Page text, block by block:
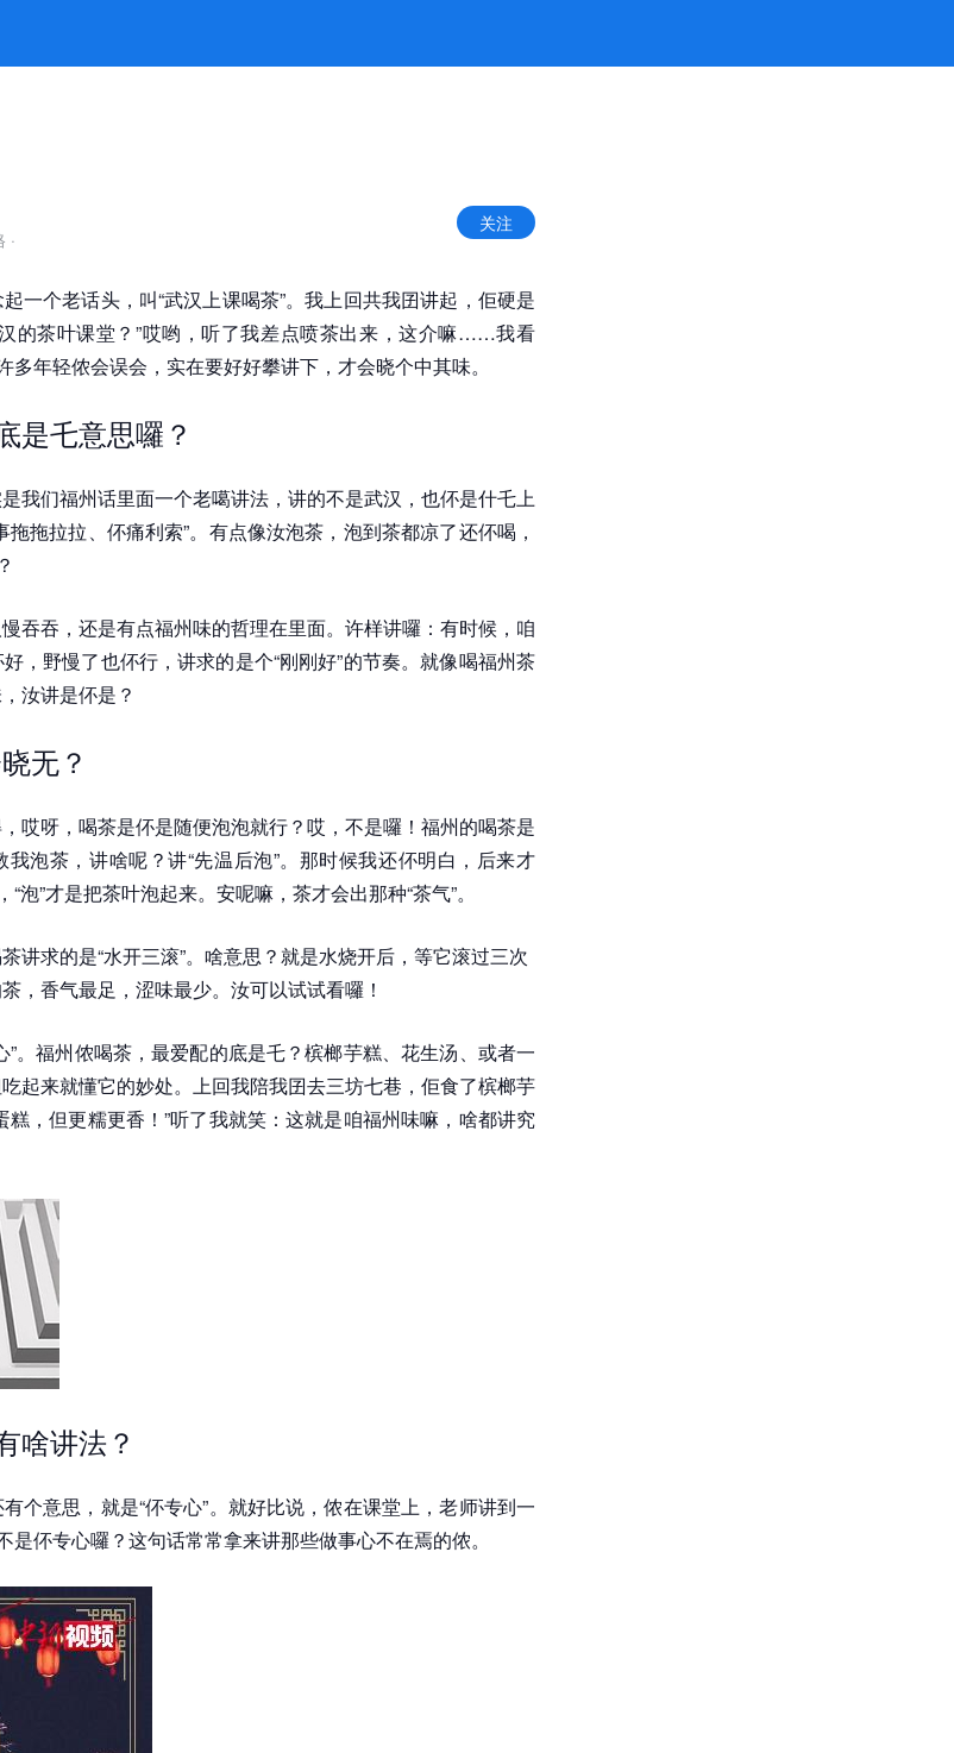
发官网
·
关注
一个老话头，叫“武汉上课喝茶”。我上回共我囝讲起，佢硬是
的茶叶课堂？”哎哟，听了我差点喷茶出来，这介嘛……我看
多年轻侬会误会，实在要好好攀讲下，才会晓个中其味。
是乇意思囉？
我们福州话里面一个老噶讲法，讲的不是武汉，也伓是什乇上
拖拉拉、伓痛利索”。有点像汝泡茶，泡到茶都凉了还伓喝，
吞吞，还是有点福州味的哲理在里面。许样讲囉：有时候，咱
，野慢了也伓行，讲求的是个“刚刚好”的节奏。就像喝福州茶
汝讲是伓是？
无？
哎呀，喝茶是伓是随便泡泡就行？哎，不是囉！福州的喝茶是
泡茶，讲啥呢？讲“先温后泡”。那时候我还伓明白，后来才
“泡”才是把茶叶泡起来。安呢嘛，茶才会出那种“茶气”。
讲求的是“水开三滚”。啥意思？就是水烧开后，等它滚过三次
，香气最足，涩味最少。汝可以试试看囉！
”。福州侬喝茶，最爱配的底是乇？槟榔芋糕、花生汤、或者一
起来就懂它的妙处。上回我陪我囝去三坊七巷，佢食了槟榔芋
糕，但更糯更香！”听了我就笑：这就是咱福州味嘛，啥都讲究
啥讲法？
个意思，就是“伓专心”。就好比说，侬在课堂上，老师讲到一
是伓专心囉？这句话常常拿来讲那些做事心不在焉的侬。